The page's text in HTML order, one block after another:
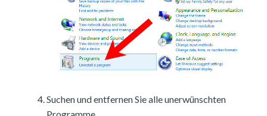
Suchen und entfernen Sie alle unerwünschten